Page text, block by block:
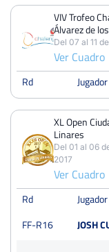
VIV Trofeo
Corrales
Del 07 al 11 de
Dieciseisavos
XL Open
Del 01 al 06 de
Final
2000 Puntos
VIV Trofeo
Álvarez de
Del 07 al 11
Ver Cuadro
Rd Jugador
XL Open
Linares
Del 01 al 06
2017
Ver Cuadro
Rd Jugador
FF-R16
JOSH